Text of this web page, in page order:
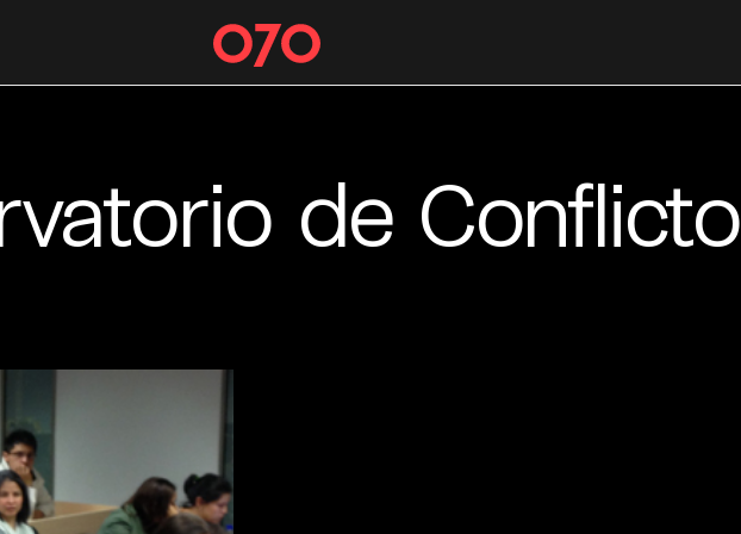
de Conflicto